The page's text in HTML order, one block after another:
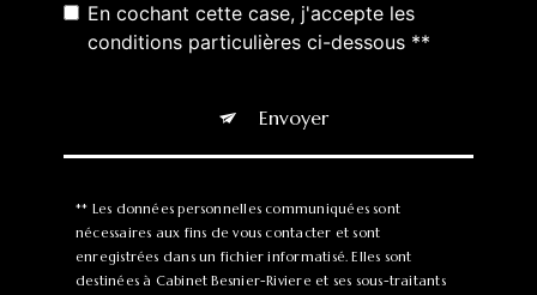
En cochant cette case, j'accepte les
conditions particulières ci-dessous **
Envoyer
** Les données personnelles communiquées sont
nécessaires aux fins de vous contacter et sont
enregistrées dans un fichier informatisé. Elles sont
destinées à Cabinet Besnier-Riviere et ses sous-traitants